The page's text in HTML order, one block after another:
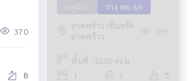
370
8
ว่าง พย 69
ลาดพร้าว เซ็นทรัล
ลาดพร้าว
405
พื้นที่ : 32.00 ตร.ม.
1 1 5